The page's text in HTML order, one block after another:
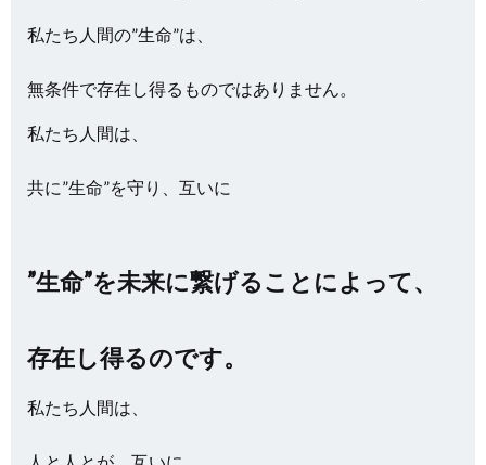
私たち人間の”生命”は、
無条件で存在し得るものではありません。
私たち人間は、
共に”生命”を守り、互いに
”生命”を未来に繋げることによって、
存在し得るのです。
私たち人間は、